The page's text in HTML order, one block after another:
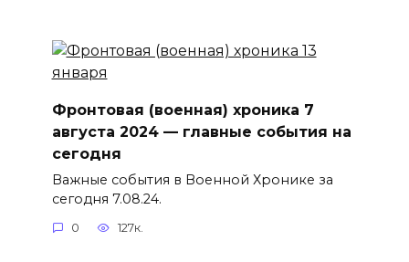
Фронтовая (военная) хроника 7
августа 2024 — главные события на
сегодня
Важные события в Военной Хронике за
сегодня 7.08.24.
0 127к.